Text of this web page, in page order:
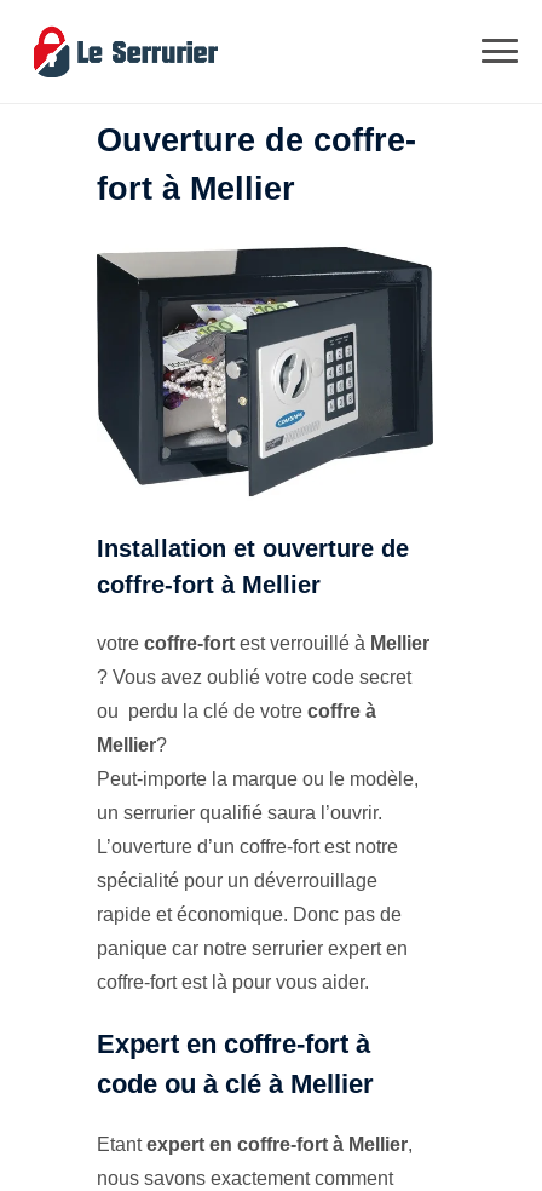
Ouverture de coffre-
fort à Mellier
Installation et ouverture de
coffre-fort à Mellier
votre coffre-fort est verrouillé à Mellier
? Vous avez oublié votre code secret
ou perdu la clé de votre coffre à
Mellier?
Peut-importe la marque ou le modèle,
un serrurier qualifié saura l’ouvrir.
L’ouverture d’un coffre-fort est notre
spécialité pour un déverrouillage
rapide et économique. Donc pas de
panique car notre serrurier expert en
coffre-fort est là pour vous aider.
Expert en coffre-fort à
code ou à clé à Mellier
Etantexpert en coffre-fort à Mellier,
nous savons exactement comment